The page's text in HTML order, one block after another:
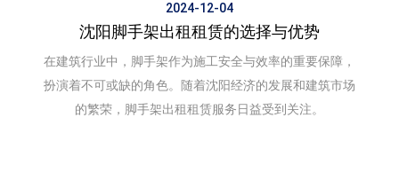
2024-12-04
沈阳脚手架出租租赁的选择与优势
在建筑行业中，脚手架作为施工安全与效率的重要保障，
扮演着不可或缺的角色。随着沈阳经济的发展和建筑市场
的繁荣，脚手架出租租赁服务日益受到关注。